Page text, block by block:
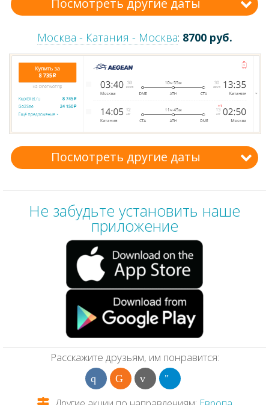
Посмотреть другие даты
Москва - Катания - Москва: 8700 руб.
Посмотреть другие даты
Не забудьте установить наше
приложение
Расскажите друзьям, им понравится: